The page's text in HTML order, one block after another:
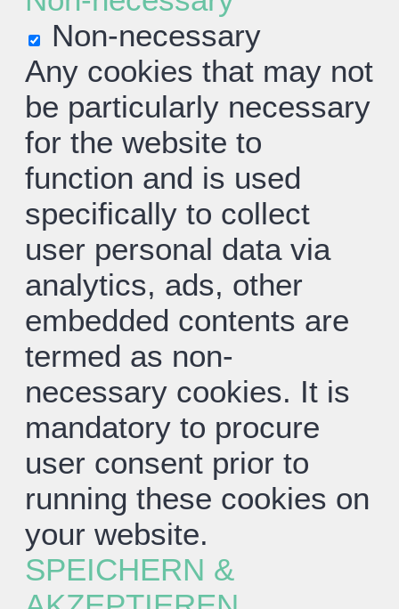
Non-necessary
Any cookies that may not
be particularly necessary
for the website to
function and is used
specifically to collect
user personal data via
analytics, ads, other
embedded contents are
termed as non-
necessary cookies. It is
mandatory to procure
user consent prior to
running these cookies on
your website.
SPEICHERN &